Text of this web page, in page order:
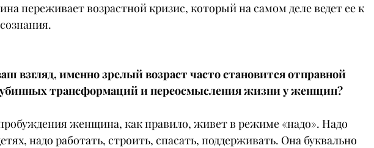
переживает возрастной кризис, который на самом деле ведет ее к
взгляд, именно зрелый возраст часто становится отправной
трансформаций и переосмысления жизни у женщин?
женщина, как правило, живет в режиме «надо». Надо
надо работать, строить, спасать, поддерживать. Она буквально